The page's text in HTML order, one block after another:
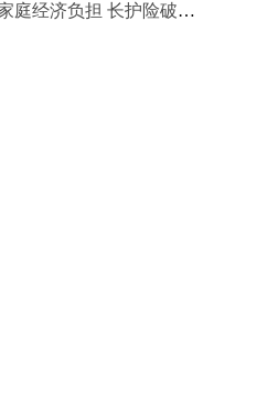
减轻失能人员家庭经济负担 长护险破局养老困境